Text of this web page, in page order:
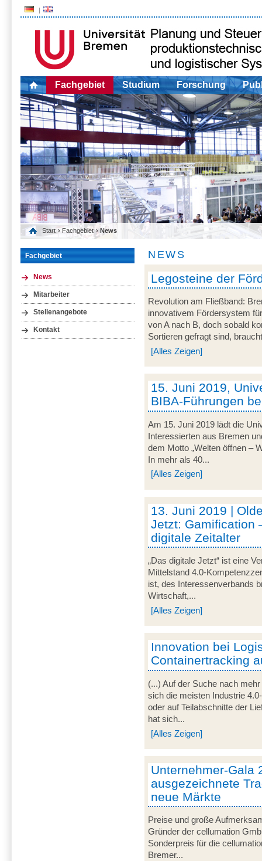
Fachgebiet Studium Forschung
Start › Fachgebiet › News
Fachgebiet
News
Mitarbeiter
Stellenangebote
Kontakt
NEWS
Legosteine der
Revolution am Fließband:
innovativem Fördersystem
von A nach B, doch sobald
Sortieren gefragt sind,
[Alles Zeigen]
15. Juni 2019,
BIBA-Führungen
Am 15. Juni 2019 lädt die
Interessierten aus Bremen
dem Motto „Welten öffnen –
In mehr als 40...
[Alles Zeigen]
13. Juni 2019 |
Jetzt: Gamification
digitale Zeitalter
„Das digitale Jetzt“ ist eine
Mittelstand 4.0-
ist, des Interessenverbands
Wirtschaft,...
[Alles Zeigen]
Innovation bei
Containertracking
(...) Auf der Suche nach
sich die meisten Industrie
oder auf Teilabschnitte der
hat sich...
[Alles Zeigen]
Unternehmer-Gala
ausgezeichnete
neue Märkte
Preise und große
Gründer der cellumation
Sonderpreis für die
Bremer...